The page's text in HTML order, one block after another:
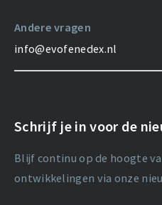
Andere vragen
info@evofenedex.nl
Schrijf je in voor de
Blijf continu op de hoogte
ontwikkelingen via onze